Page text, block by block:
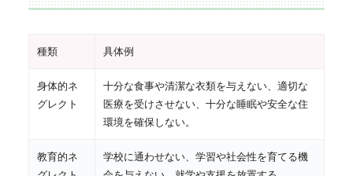
種類 具体例
身体的ネ
グレクト
十分な食事や清潔な衣類を与えない、適切な
医療を受けさせない、十分な睡眠や安全な住
環境を確保しない。
教育的ネ
学校に通わせない、学習や社会性を育てる機